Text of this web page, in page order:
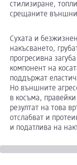
стилизиране,
срещаните
Сухата и
накъсването,
прогресивна
компонент на
поддържат
Но външните
в косъма,
резултат на това
отслабват и
и податлива на